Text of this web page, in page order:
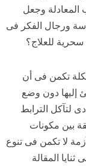
المعادلة وجعل
ورجال الفكر فى
للعلاج؟
تكمن فى أن
إليها دون وضع
لتآكل الترابط
بين مكونات
لا تكمن فى تنوع
المقالة